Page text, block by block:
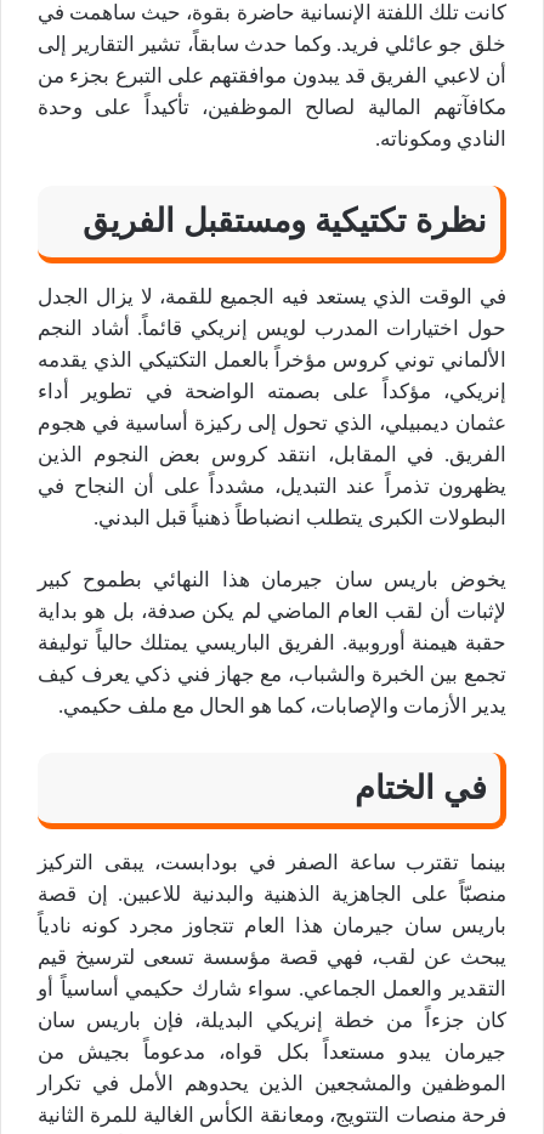
كانت تلك اللفتة الإنسانية حاضرة بقوة، حيث ساهمت في
خلق جو عائلي فريد. وكما حدث سابقاً، تشير التقارير إلى
أن لاعبي الفريق قد يبدون موافقتهم على التبرع بجزء من
مكافآتهم المالية لصالح الموظفين، تأكيداً على وحدة
النادي ومكوناته.
نظرة تكتيكية ومستقبل الفريق
في الوقت الذي يستعد فيه الجميع للقمة، لا يزال الجدل
حول اختيارات المدرب لويس إنريكي قائماً. أشاد النجم
الألماني توني كروس مؤخراً بالعمل التكتيكي الذي يقدمه
إنريكي، مؤكداً على بصمته الواضحة في تطوير أداء
عثمان ديمبيلي، الذي تحول إلى ركيزة أساسية في هجوم
الفريق. في المقابل، انتقد كروس بعض النجوم الذين
يظهرون تذمراً عند التبديل، مشدداً على أن النجاح في
البطولات الكبرى يتطلب انضباطاً ذهنياً قبل البدني.
يخوض باريس سان جيرمان هذا النهائي بطموح كبير
لإثبات أن لقب العام الماضي لم يكن صدفة، بل هو بداية
حقبة هيمنة أوروبية. الفريق الباريسي يمتلك حالياً توليفة
تجمع بين الخبرة والشباب، مع جهاز فني ذكي يعرف كيف
يدير الأزمات والإصابات، كما هو الحال مع ملف حكيمي.
في الختام
بينما تقترب ساعة الصفر في بودابست، يبقى التركيز
منصبّاً على الجاهزية الذهنية والبدنية للاعبين. إن قصة
باريس سان جيرمان هذا العام تتجاوز مجرد كونه نادياً
يبحث عن لقب، فهي قصة مؤسسة تسعى لترسيخ قيم
التقدير والعمل الجماعي. سواء شارك حكيمي أساسياً أو
كان جزءاً من خطة إنريكي البديلة، فإن باريس سان
جيرمان يبدو مستعداً بكل قواه، مدعوماً بجيش من
الموظفين والمشجعين الذين يحدوهم الأمل في تكرار
فرحة منصات التتويج، ومعانقة الكأس الغالية للمرة الثانية